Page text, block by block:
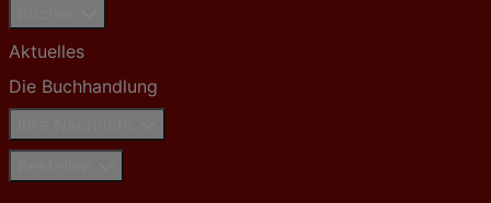
Aktuelles
Die Buchhandlung